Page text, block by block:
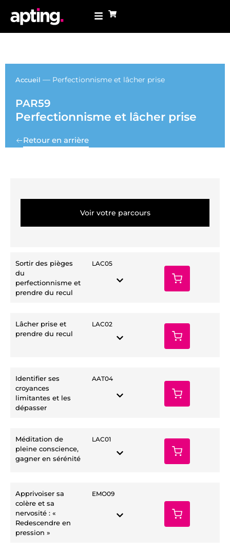
Accueil — Perfectionnisme et lâcher prise
PAR59
Perfectionnisme et lâcher prise
Retour en arrière
Sortir des pièges
du
perfectionnisme et
prendre du recul
LAC05
Lâcher prise et
prendre du recul
LAC02
Identifier ses
croyances
limitantes et les
dépasser
AAT04
Méditation de
pleine conscience,
gagner en sérénité
LAC01
Apprivoiser sa
colère et sa
nervosité : «
Redescendre en
pression »
EMO09
Voir votre parcours